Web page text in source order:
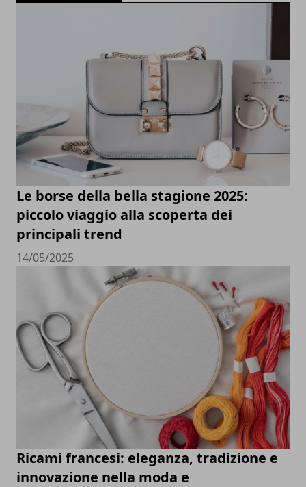
Le borse della bella stagione 2025:
piccolo viaggio alla scoperta dei
principali trend
14/05/2025
Ricami francesi: eleganza, tradizione e
innovazione nella moda e